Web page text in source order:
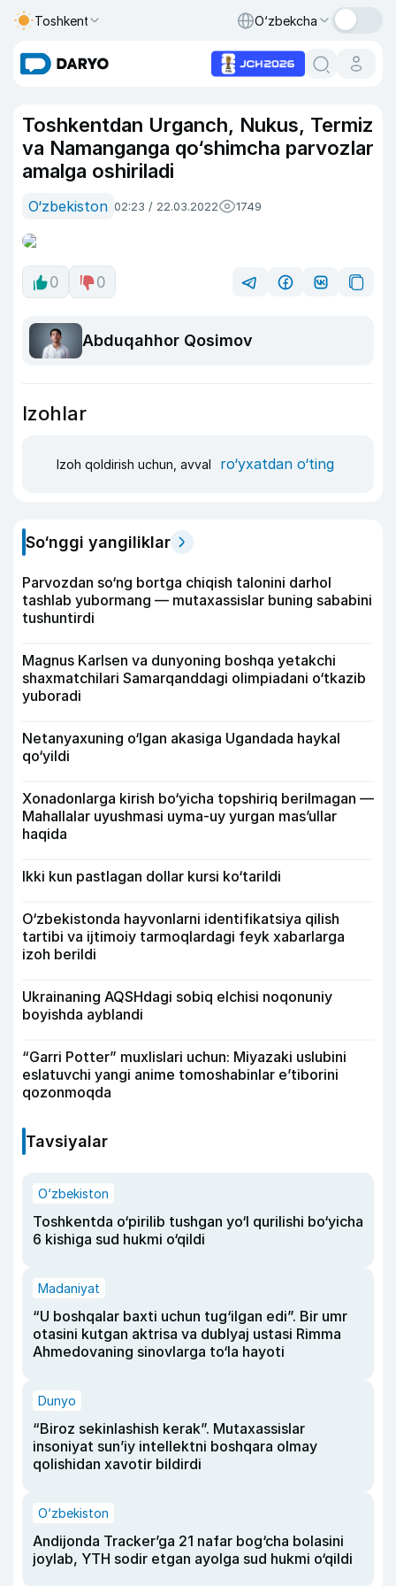
Toshkent O‘zbekcha
Toshkentdan Urganch, Nukus, Termiz
va Namanganga qo‘shimcha parvozlar
amalga oshiriladi
O‘zbekiston 02:23 / 22.03.2022 1749
0 0
Abduqahhor Qosimov
Izohlar
Izoh qoldirish uchun, avval ro‘yxatdan o‘ting
So‘nggi yangiliklar
Parvozdan so‘ng bortga chiqish talonini darhol
tashlab yubormang — mutaxassislar buning sababini
tushuntirdi
Magnus Karlsen va dunyoning boshqa yetakchi
shaxmatchilari Samarqanddagi olimpiadani o‘tkazib
yuboradi
Netanyaxuning o‘lgan akasiga Ugandada haykal
qo‘yildi
Xonadonlarga kirish bo‘yicha topshiriq berilmagan —
Mahallalar uyushmasi uyma-uy yurgan mas’ullar
haqida
Ikki kun pastlagan dollar kursi ko‘tarildi
O‘zbekistonda hayvonlarni identifikatsiya qilish
tartibi va ijtimoiy tarmoqlardagi feyk xabarlarga
izoh berildi
Ukrainaning AQSHdagi sobiq elchisi noqonuniy
boyishda ayblandi
“Garri Potter” muxlislari uchun: Miyazaki uslubini
eslatuvchi yangi anime tomoshabinlar e’tiborini
qozonmoqda
Tavsiyalar
O‘zbekiston
Toshkentda o‘pirilib tushgan yo‘l qurilishi bo‘yicha
6 kishiga sud hukmi o‘qildi
Madaniyat
“U boshqalar baxti uchun tug‘ilgan edi”. Bir umr
otasini kutgan aktrisa va dublyaj ustasi Rimma
Ahmedovaning sinovlarga to‘la hayoti
Dunyo
“Biroz sekinlashish kerak”. Mutaxassislar
insoniyat sun’iy intellektni boshqara olmay
qolishidan xavotir bildirdi
O‘zbekiston
Andijonda Tracker’ga 21 nafar bog‘cha bolasini
joylab, YTH sodir etgan ayolga sud hukmi o‘qildi